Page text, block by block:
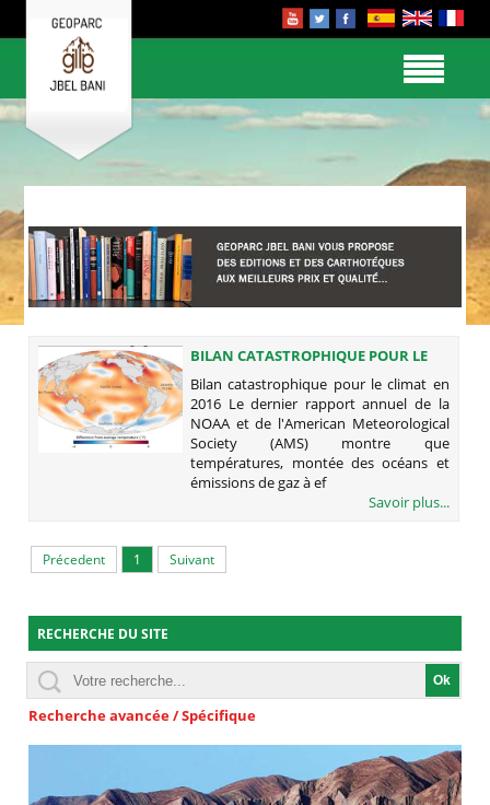
BILAN CATASTROPHIQUE POUR LE
CLIMAT EN 2016
Bilan catastrophique pour le climat en
2016 Le dernier rapport annuel de la
NOAA et de l'American Meteorological
Society (AMS) montre que
températures, montée des océans et
émissions de gaz à ef
Savoir plus...
Précedent 1 Suivant
RECHERCHE DU SITE
Recherche avancée / Spécifique